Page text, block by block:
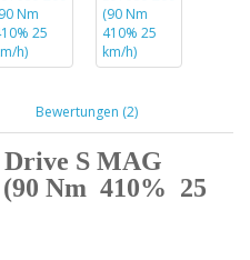
Bewertungen (2)
S MAG
(90 Nm 410% 25